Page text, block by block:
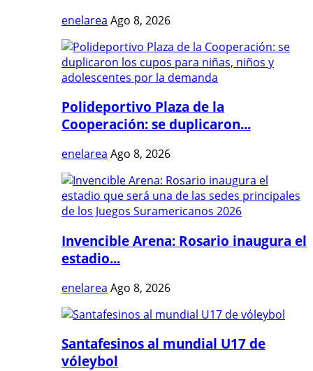
enelarea Ago 8, 2026
Polideportivo Plaza de la
Cooperación: se duplicaron...
enelarea Ago 8, 2026
Invencible Arena: Rosario inaugura el
estadio...
enelarea Ago 8, 2026
Santafesinos al mundial U17 de
vóleybol